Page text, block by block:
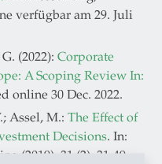
verfügbar am 29. Juli
(2022): Corporate
A Scoping Review In:
online 30 Dec. 2022.
Assel, M.: The Effect of
Decisions. In:
(2019), 31 (2), 31-49.